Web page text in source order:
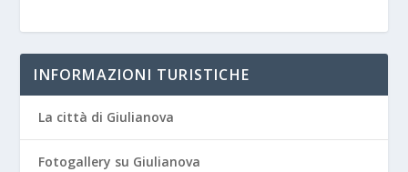
INFORMAZIONI TURISTICHE
La città di Giulianova
Fotogallery su Giulianova